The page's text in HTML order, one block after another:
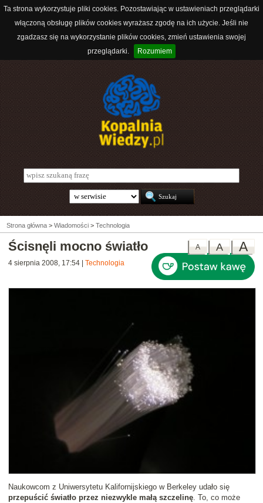
Ta strona wykorzystuje pliki cookies. Pozostawiając w ustawieniach przeglądarki
włączoną obsługę plików cookies wyrażasz zgodę na ich użycie. Jeśli nie
zgadzasz się na wykorzystanie plików cookies, zmień ustawienia swojej
przeglądarki.
Rozumiem
Strona główna > Wiadomości > Technologia
A
A
A
Ścisnęli mocno światło
4 sierpnia 2008, 17:54 Technologia
Naukowcom z Uniwersytetu Kalifornijskiego w Berkeley udało się
przepuścić światło przez niezwykle małą szczelinę. To, co może